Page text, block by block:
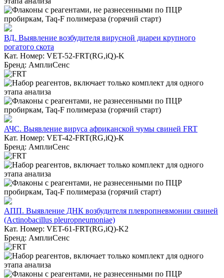
ВД. Выявление возбудителя вирусной диареи крупного
рогатого скота
Кат. Номер: VET-52-FRT(RG,iQ)-K
Бренд: АмплиСенс
АЧС. Выявление вируса африканской чумы свиней FRT
Кат. Номер: VET-42-FRT(RG,iQ)-К
Бренд: АмплиСенс
АПП. Выявление ДНК возбудителя плевропневмонии свиней
(Actinobacillus pleuropneumoniae)
Кат. Номер: VET-61-FRT(RG,iQ)-K2
Бренд: АмплиСенс